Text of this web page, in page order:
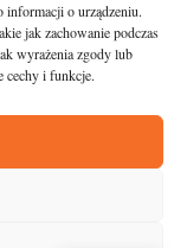
informacji o urządzeniu.
jak zachowanie podczas
wyrażenia zgody lub
cechy i funkcje.